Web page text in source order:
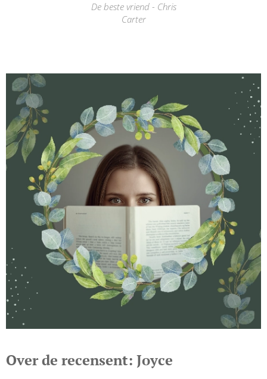
De beste vriend - Chris
Carter
Over de recensent: Joyce